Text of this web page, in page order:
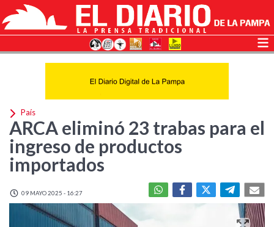
País
ARCA eliminó 23 trabas para el
ingreso de productos
importados
09 MAYO 2025 - 16:27